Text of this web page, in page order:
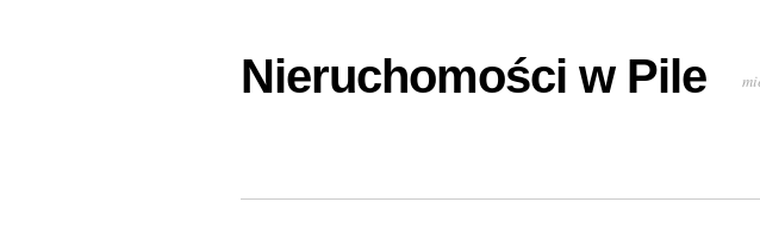
Nieruchomości w Pile